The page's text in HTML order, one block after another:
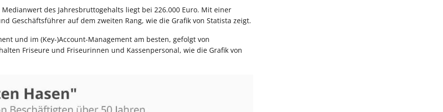
des Jahresbruttogehalts liegt bei 226.000 Euro. Mit einer
Geschäftsführer auf dem zweiten Rang, wie die Grafik von Statista zeigt.
und im (Key-)Account-Management am besten, gefolgt von
Friseure und Friseurinnen und Kassenpersonal, wie die Grafik von